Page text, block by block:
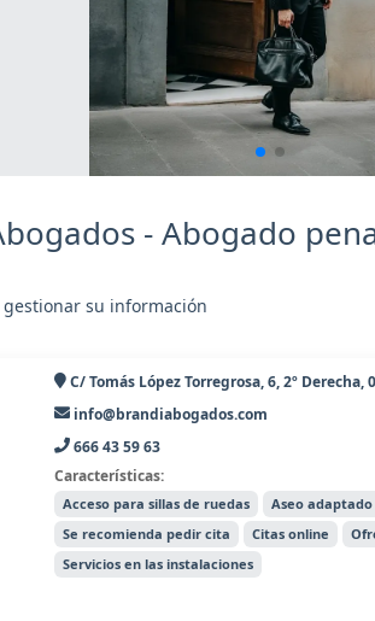
- Abogado
gestionar su información
C/ Tomás López Torregrosa, 6, 2º Derecha,
info@brandiabogados.com
666 43 59 63
Características:
Acceso para sillas de ruedas Aseo
Se recomienda pedir cita
Citas online
Servicios en las instalaciones